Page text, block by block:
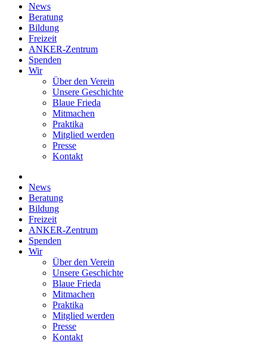
News
Beratung
Bildung
Freizeit
ANKER-Zentrum
Spenden
Wir
Über den Verein
Unsere Geschichte
Blaue Frieda
Mitmachen
Praktika
Mitglied werden
Presse
Kontakt
News
Beratung
Bildung
Freizeit
ANKER-Zentrum
Spenden
Wir
Über den Verein
Unsere Geschichte
Blaue Frieda
Mitmachen
Praktika
Mitglied werden
Presse
Kontakt